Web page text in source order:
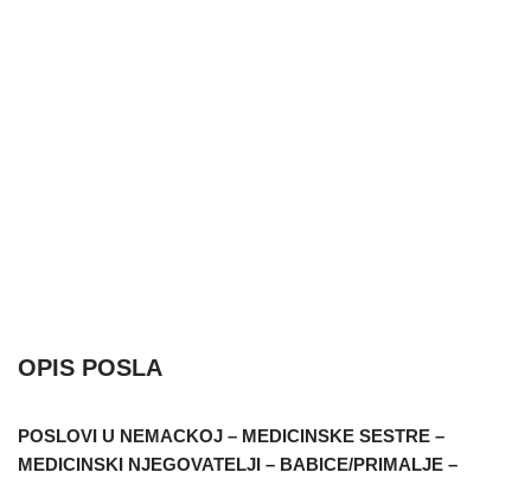
OPIS POSLA
POSLOVI U NEMACKOJ – MEDICINSKE SESTRE –
MEDICINSKI NJEGOVATELJI – BABICE/PRIMALJE –